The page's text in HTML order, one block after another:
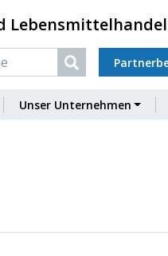
Lebensmittelhandel
Unser Unternehmen